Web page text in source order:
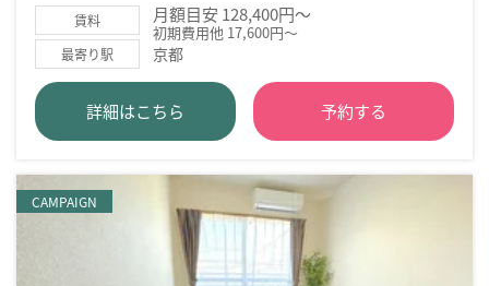
賃料 月額目安 128,400円～
初期費用他 17,600円～
最寄り駅 京都
詳細はこちら 予約する
CAMPAIGN